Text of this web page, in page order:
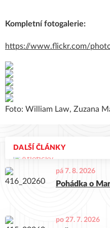
DALŠÍ ČLÁNKY
pá 7. 8. 2026
Pohádka o
po 27. 7. 2026
Kompletní fotogalerie:
https://www.flickr.com/
Foto: William Law, Zuzana